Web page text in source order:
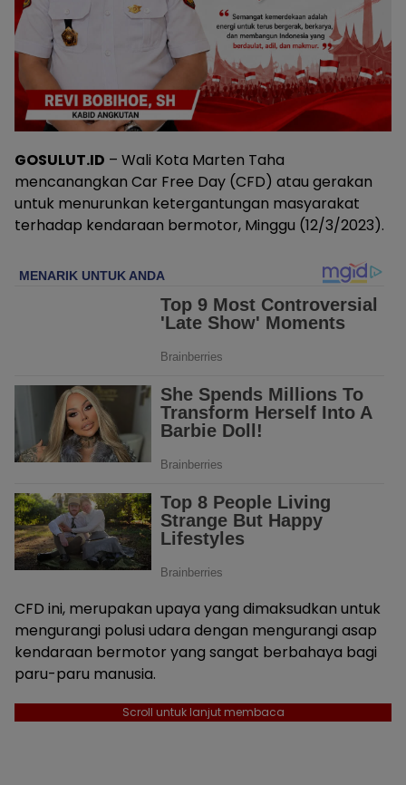
GOSULUT.ID – Wali Kota Marten Taha
mencanangkan Car Free Day (CFD) atau gerakan
untuk menurunkan ketergantungan masyarakat
terhadap kendaraan bermotor, Minggu (12/3/2023).
CFD ini, merupakan upaya yang dimaksudkan untuk
mengurangi polusi udara dengan mengurangi asap
kendaraan bermotor yang sangat berbahaya bagi
paru-paru manusia.
Scroll untuk lanjut membaca